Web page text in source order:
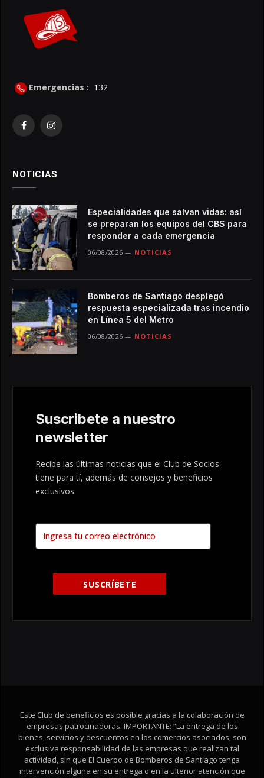
Emergencias : 132
FacebookInstagram
NOTICIAS
Especialidades que salvan vidas: así
se preparan los equipos del CBS para
responder a cada emergencia
06/08/2026 NOTICIAS
Bomberos de Santiago desplegó
respuesta especializada tras incendio
en Línea 5 del Metro
06/08/2026 NOTICIAS
Suscribete a nuestro
newsletter
Recibe las últimas noticias que el Club de Socios
tiene para tí, además de consejos y beneficios
exclusivos.
Este Club de beneficios es posible gracias a la colaboración de
empresas patrocinadoras. IMPORTANTE: “La entrega de los
bienes, servicios y descuentos en los comercios asociados, son
exclusiva responsabilidad de las empresas que realizan tal
actividad, sin que El Cuerpo de Bomberos de Santiago tenga
intervención alguna en su entrega o en la ulterior atención que